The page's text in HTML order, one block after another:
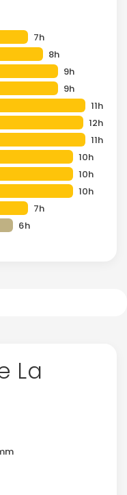
7h
8h
9h
9h
11h
12h
11h
10h
10h
10h
7h
6h
La